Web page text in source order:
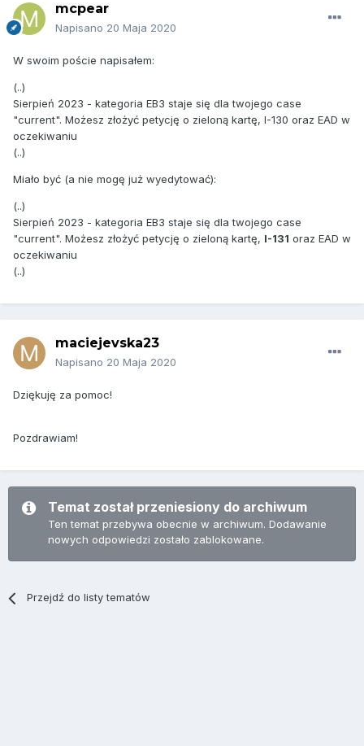
mcpear
Napisano 20 Maja 2020
W swoim poście napisałem:
(..)
Sierpień 2023 - kategoria EB3 staje się dla twojego case
"current". Możesz złożyć petycję o zieloną kartę, I-130 oraz EAD w
oczekiwaniu
(..)
Miało być (a nie mogę już wyedytować):
(..)
Sierpień 2023 - kategoria EB3 staje się dla twojego case
"current". Możesz złożyć petycję o zieloną kartę, I-131 oraz EAD w
oczekiwaniu
(..)
maciejevska23
Napisano 20 Maja 2020
Dziękuję za pomoc!
Pozdrawiam!
Temat został przeniesiony do archiwum
Ten temat przebywa obecnie w archiwum. Dodawanie
nowych odpowiedzi zostało zablokowane.
Przejdź do listy tematów